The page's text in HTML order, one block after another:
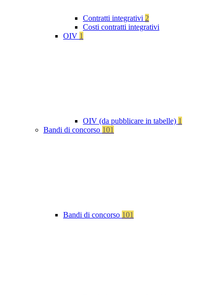
Contratti integrativi 2
Costi contratti integrativi
OIV 1
OIV (da pubblicare in tabelle) 1
Bandi di concorso 101
Bandi di concorso 101